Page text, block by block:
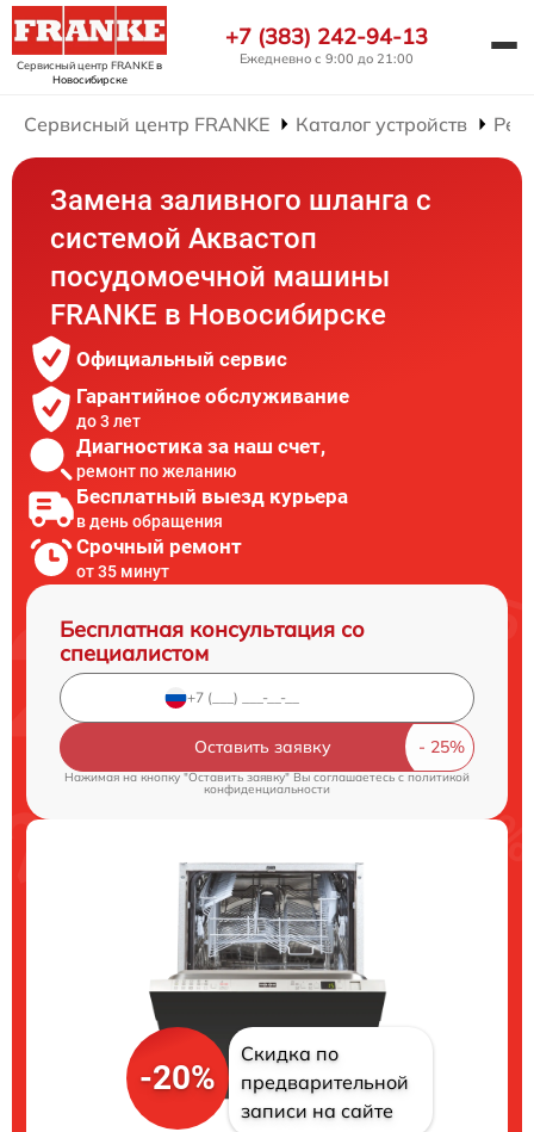
Сервисный центр FRANKEв
Новосибирске
+7 (383) 242-94-13
Ежедневно с 9:00 до 21:00
Сервисный центр FRANKE Каталог устройств
Замена заливного шланга с
системой Аквастоп
посудомоечной машины
FRANKE в Новосибирске
Официальный сервис
Гарантийное обслуживание
до 3 лет
Диагностика за наш счет,
ремонт по желанию
Бесплатный выезд курьера
в день обращения
Срочный ремонт
от 35 минут
Бесплатная консультация со
специалистом
Оставить заявку
Нажимая на кнопку "Оставить заявку" Вы соглашаетесь cполитикой
конфиденциальности
-20%
Скидка по
предварительной
записи на сайте